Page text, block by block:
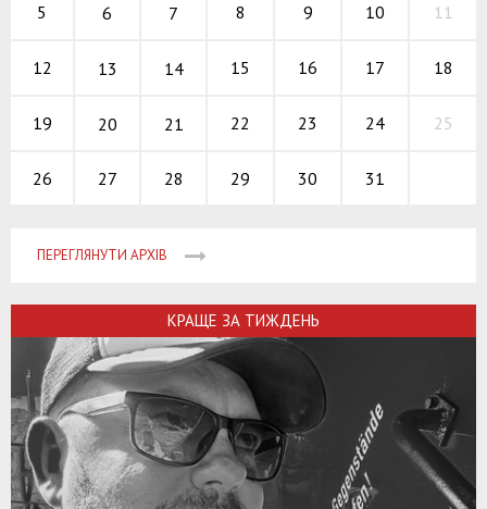
5 6 7 8 9 10 11
12 13 14 15 16 17 18
19 20 21 22 23 24 25
26 27 28 29 30 31
ПЕРЕГЛЯНУТИ АРХІВ
КРАЩЕ ЗА ТИЖДЕНЬ